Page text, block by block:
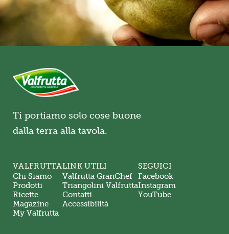
Ti portiamo solo cose buone
dalla terra alla tavola.
VALFRUTTA
Chi Siamo
Prodotti
Ricette
Magazine
My Valfrutta
LINK UTILI
Valfrutta GranChef
Triangolini Valfrutta
Contatti
Accessibilità
SEGUICI
Facebook
Instagram
YouTube